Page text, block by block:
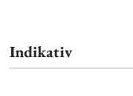
Indikativ